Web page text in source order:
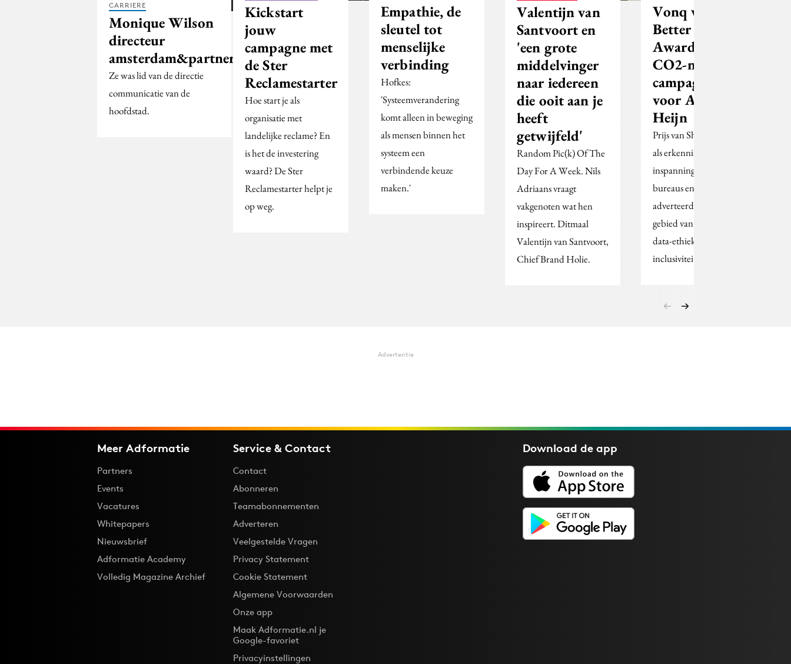
CARRIERE
Monique Wilson
directeur
amsterdam&partners
Ze was lid van de directie
communicatie van de
hoofdstad.
Kickstart
jouw
campagne met
de Ster
Reclamestarter
Hoe start je als
organisatie met
landelijke reclame? En
is het de investering
waard? De Ster
Reclamestarter helpt je
op weg.
Empathie, de
sleutel tot
menselijke
verbinding
Hofkes:
'Systeemverandering
komt alleen in beweging
als mensen binnen het
systeem een
verbindende keuze
maken.'
Valentijn van
Santvoort en
'een grote
middelvinger
naar iedereen
die ooit aan je
heeft
getwijfeld'
Random Pic(k) Of The
Day For A Week. Nils
Adriaans vraagt
vakgenoten wat hen
inspireert. Ditmaal
Valentijn van Santvoort,
Chief Brand Holie.
Vonq wint
Better Media
Award met
CO2-neutrale
campagne
voor Albert
Heijn
Prijs van ShowHeroes
als erkenning voor
inspanningen van
bureaus en
adverteerders op het
gebied van klimaat,
data-ethiek en
inclusiviteit.
Advertentie
Meer Adformatie
Partners
Events
Vacatures
Whitepapers
Nieuwsbrief
Adformatie Academy
Volledig Magazine Archief
Service & Contact
Contact
Abonneren
Teamabonnementen
Adverteren
Veelgestelde Vragen
Privacy Statement
Cookie Statement
Algemene Voorwaarden
Onze app
Maak Adformatie.nl je
Google-favoriet
Privacyinstellingen
Download deapp